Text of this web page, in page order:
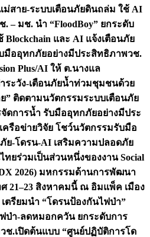
ม่สาย-ระบบเตือนภัยดินถล่ม ใช้ AI
. – มช. นำ “FloodBoy” ยกระดับ
Blockchain และ AI แจ้งเตือนภัย
มืออุทกภัยอย่างมีประสิทธิภาพวช.
Plus/AI ให้ ต.นางแล
าระวัง-เตือนภัยน้ำท่วมชุมชนด้วย
” ติดตามนวัตกรรมระบบเตือนภัย
ดการน้ำ รับมืออุทกภัยอย่างมีประ
ครือข่ายวิจัย โชว์นวัตกรรมรับมือ
ย-โดรน-AI เสริมความปลอดภัย
ยร่วมเป็นส่วนหนึ่งของงาน Social
2026) มหกรรมด้านการพัฒนา
21–23 สิงหาคมนี้ ณ อิมแพ็ค เมือง
ตรียมนำ “โดรนป้องกันไฟป่า”
ป่า-ลดหมอกควัน ยกระดับการ
วช.เปิดต้นแบบ “ศูนย์ปฏิบัติการโด